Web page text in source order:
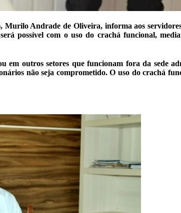
Andrade de Oliveira, informa aos
possível com o uso do crachá funcional,
em outros setores que funcionam fora da sede
não seja comprometido. O uso do crachá